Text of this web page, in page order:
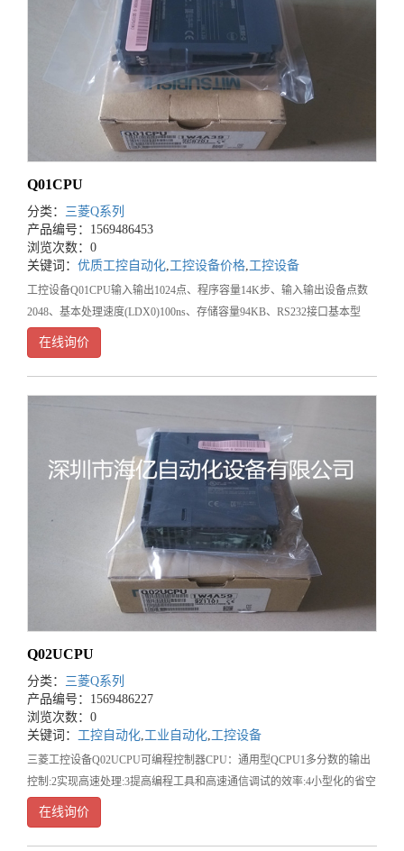
Q01CPU
分类： 三菱Q系列
产品编号：1569486453
浏览次数：0
关键词： 优质工控自动化 工控设备价格 工控设备
工控设备Q01CPU输入输出1024点、程序容量14K步、输入输出设备点数
2048、基本处理速度(LDX0)100ns、存储容量94KB、RS232接口基本型
QCPU是以小规模系统为对象的，最适合于简单而又紧凑的控制系统。
在线询价
Q02UCPU
分类： 三菱Q系列
产品编号：1569486227
浏览次数：0
关键词： 工控自动化,工业自动化,工控设备
三菱工控设备Q02UCPU可编程控制器CPU：通用型QCPU1多分数的输出
控制:2实现高速处理:3提高编程工具和高速通信调试的效率:4小型化的省空
间尺寸:&n
在线询价